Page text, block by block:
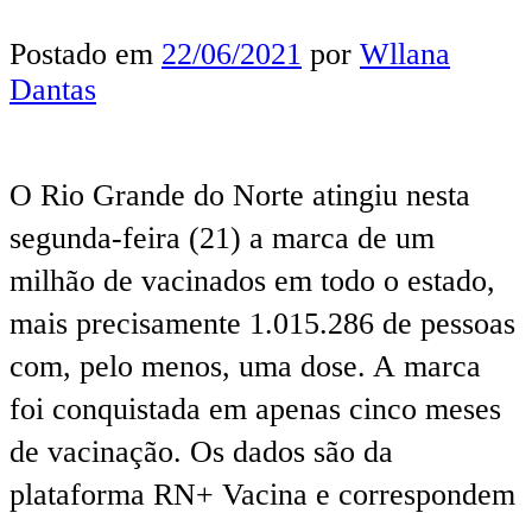
Postado em 22/06/2021 por Wllana
Dantas
O Rio Grande do Norte atingiu nesta
segunda-feira (21) a marca de um
milhão de vacinados em todo o estado,
mais precisamente 1.015.286 de pessoas
com, pelo menos, uma dose. A marca
foi conquistada em apenas cinco meses
de vacinação. Os dados são da
plataforma RN+ Vacina e correspondem